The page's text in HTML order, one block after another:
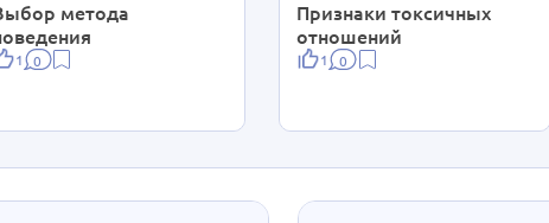
метода
1 0
Признаки токсичных
отношений
1 0